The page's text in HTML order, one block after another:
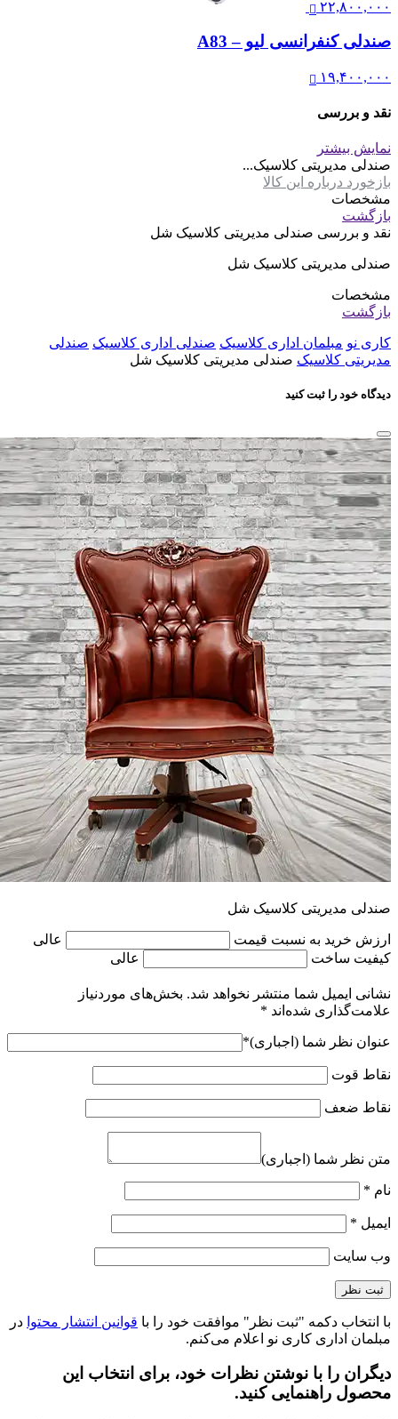
۲۲,۸۰۰,۰۰۰
صندلی کنفرانسی لیو – A83
۱۹,۴۰۰,۰۰۰
نقد و بررسی
نمایش بیشتر
صندلی مدیریتی کلاسیک...
بازخورد درباره این کالا
مشخصات
بازگشت
نقد و بررسی صندلی مدیریتی کلاسیک شل
صندلی مدیریتی کلاسیک شل
مشخصات
بازگشت
کاری نو مبلمان اداری کلاسیک صندلی اداری کلاسیک صندلی
مدیریتی کلاسیک صندلی مدیریتی کلاسیک شل
دیدگاه خود را ثبت کنید
صندلی مدیریتی کلاسیک شل
ارزش خرید به نسبت قیمت
عالی
کیفیت ساخت
عالی
نشانی ایمیل شما منتشر نخواهد شد. بخش‌های موردنیاز
علامت‌گذاری شده‌اند *
عنوان نظر شما (اجباری)*
نقاط قوت
نقاط ضعف
متن نظر شما (اجباری)
نام *
ایمیل *
وب‌ سایت
با انتخاب دکمه "ثبت نظر" موافقت خود را با قوانین انتشار محتوا در
مبلمان اداری کاری نو اعلام می‌کنم.
دیگران را با نوشتن نظرات خود، برای انتخاب این
محصول راهنمایی کنید.